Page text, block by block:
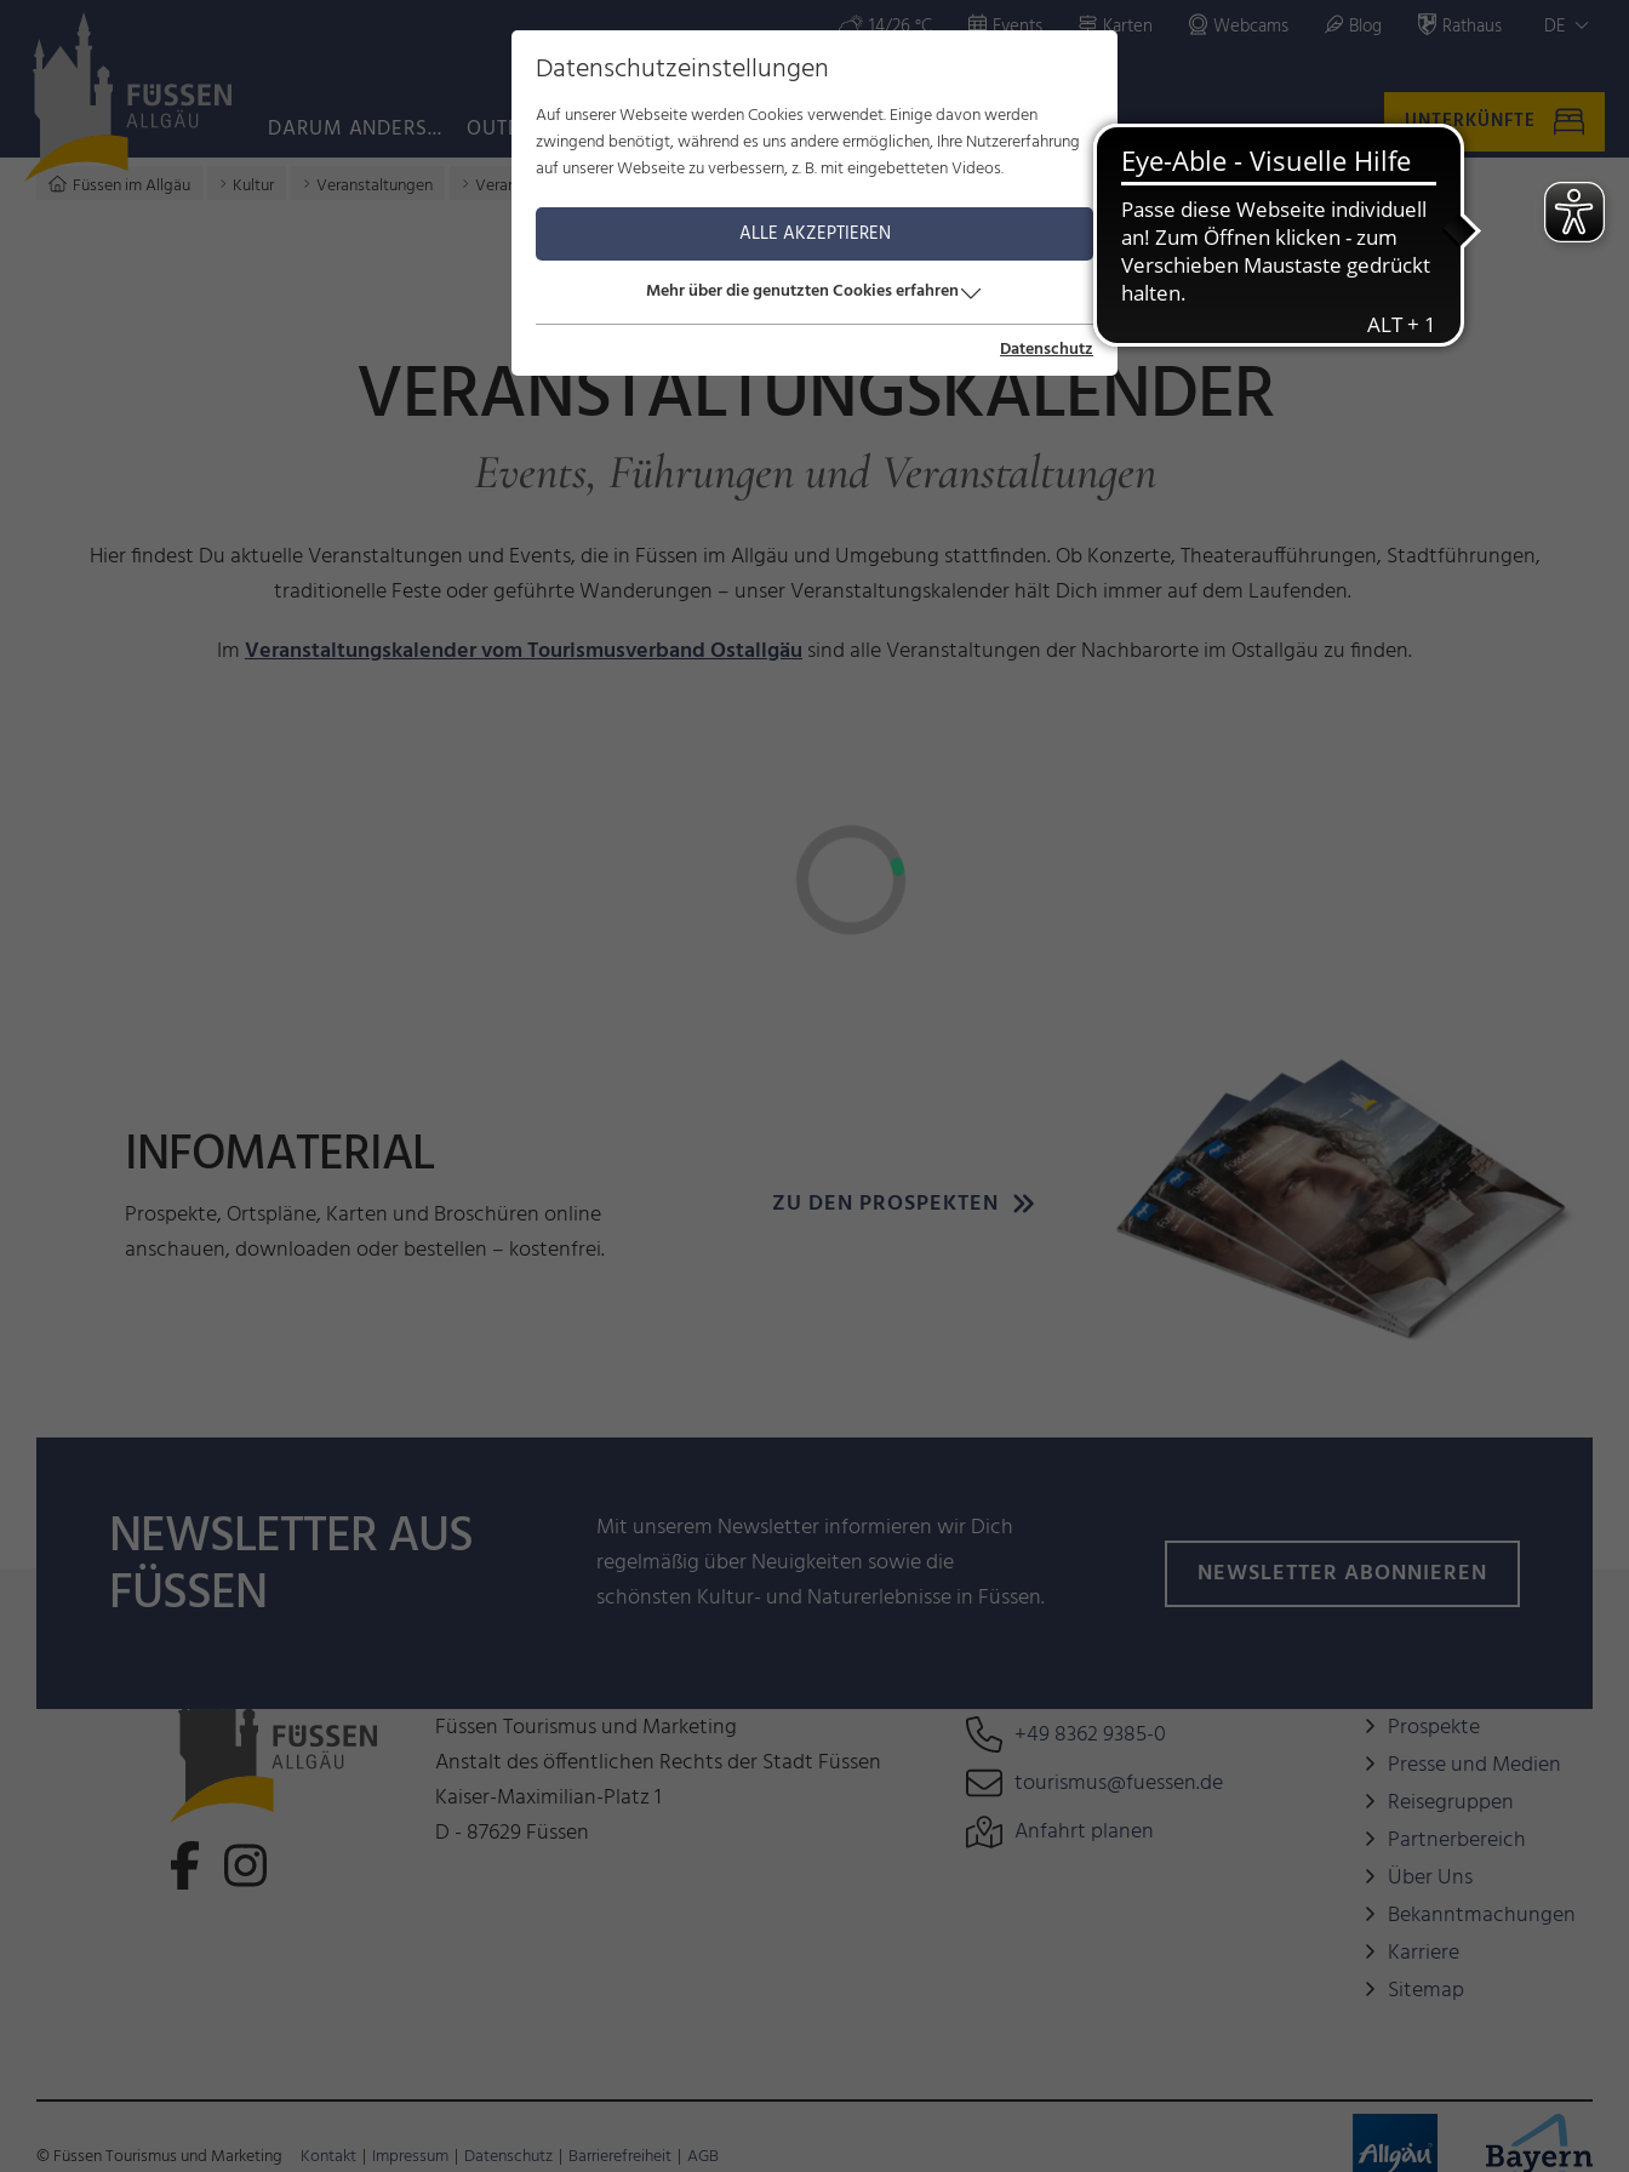
14/26 °C Events Karten Webcams Blog Rathaus DE
DARUM ANDERS... OUTDOOR KULTUR WOHLBEFINDEN FAMILIE SERVICE UNTERKÜNFTE
Füssen im Allgäu Kultur Veranstaltungen Veranstaltungskalender
VERANSTALTUNGSKALENDER
Events, Führungen und Veranstaltungen
Hier findest Du aktuelle Veranstaltungen und Events, die in Füssen im Allgäu und Umgebung stattfinden. Ob Konzerte, Theateraufführungen, Stadtführungen,
traditionelle Feste oder geführte Wanderungen – unser Veranstaltungskalender hält Dich immer auf dem Laufenden.
Im Veranstaltungskalender vom Tourismusverband Ostallgäusind alle Veranstaltungen der Nachbarorte im Ostallgäu zu finden.
INFOMATERIAL
Prospekte, Ortspläne, Karten und Broschüren online
anschauen, downloaden oder bestellen – kostenfrei.
ZU DEN PROSPEKTEN
NEWSLETTER AUS
FÜSSEN
Mit unserem Newsletter informieren wir Dich
regelmäßig über Neuigkeiten sowie die
schönsten Kultur- und Naturerlebnisse in Füssen.
NEWSLETTER ABONNIEREN
Füssen Tourismus und Marketing
Anstalt des öffentlichen Rechts der Stadt Füssen
Kaiser-Maximilian-Platz 1
D - 87629 Füssen
+49 8362 9385-0
tourismus@fuessen.de
Anfahrt planen
Prospekte
Presse und Medien
Reisegruppen
Partnerbereich
Über Uns
Bekanntmachungen
Karriere
Sitemap
© Füssen Tourismus und Marketing Kontakt | Impressum | Datenschutz | Barrierefreiheit | AGB
Datenschutzeinstellungen
Auf unserer Webseite werden Cookies verwendet. Einige davon werden
zwingend benötigt, während es uns andere ermöglichen, Ihre Nutzererfahrung
auf unserer Webseite zu verbessern, z. B. mit eingebetteten Videos.
ALLE AKZEPTIEREN
Mehr über die genutzten Cookies erfahren
Datenschutz